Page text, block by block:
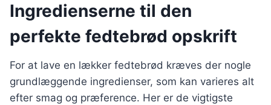
Ingredienserne til den
perfekte fedtebrød opskrift
For at lave en lækker fedtebrød kræves der nogle
grundlæggende ingredienser, som kan varieres alt
efter smag og præference. Her er de vigtigste